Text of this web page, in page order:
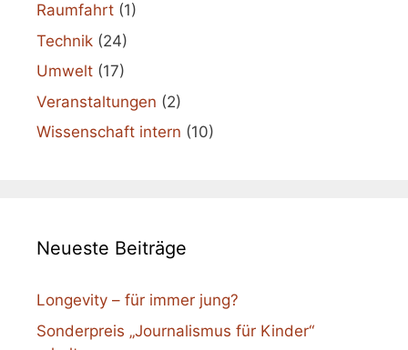
Raumfahrt (1)
Technik (24)
Umwelt (17)
Veranstaltungen (2)
Wissenschaft intern (10)
Neueste Beiträge
Longevity – für immer jung?
Sonderpreis „Journalismus für Kinder“